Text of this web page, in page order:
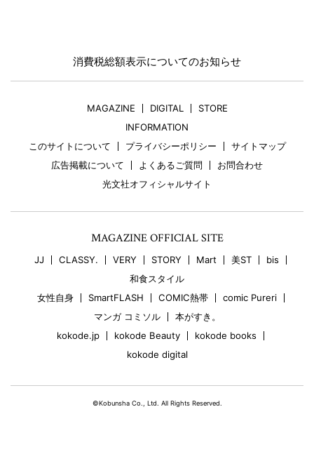
消費税総額表示についてのお知らせ
MAGAZINE DIGITAL
STORE
INFORMATION
このサイトについて
プライバシーポリシー
サイトマップ
広告掲載について
よくあるご質問
お問合わせ
光文社オフィシャルサイト
MAGAZINE OFFICIAL SITE
JJ CLASSY. VERY STORY Mart 美ST
bis
和食スタイル
女性自身
SmartFLASH COMIC熱帯
comic Pureri
マンガ コミソル
本がすき。
kokode.jp
kokode Beauty
kokode books
kokode digital
©Kobunsha Co., Ltd. All Rights Reserved.